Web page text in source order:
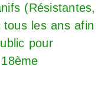
(Résistantes,
les ans afin
pour